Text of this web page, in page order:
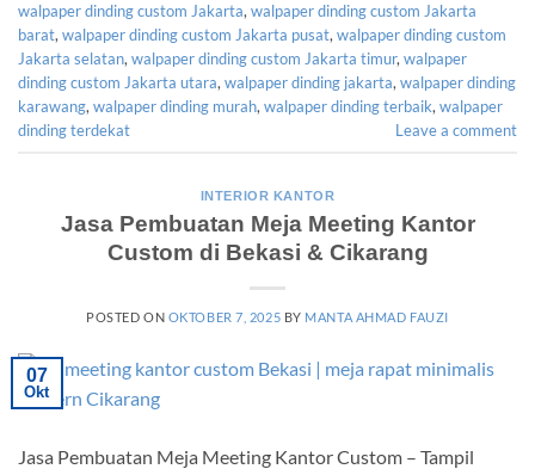
walpaper dinding custom Jakarta,walpaper dinding custom Jakarta
barat,walpaper dinding custom Jakarta pusat,walpaper dinding custom
Jakarta selatan,walpaper dinding custom Jakarta timur,walpaper
dinding custom Jakarta utara,walpaper dinding jakarta,walpaper dinding
karawang,walpaper dinding murah,walpaper dinding terbaik,walpaper
dinding terdekat
Leave a comment
INTERIOR KANTOR
Jasa Pembuatan Meja Meeting Kantor
Custom di Bekasi & Cikarang
POSTED ON OKTOBER 7, 2025 BY MANTA AHMAD FAUZI
07
Okt
Jasa Pembuatan Meja Meeting Kantor Custom – Tampil